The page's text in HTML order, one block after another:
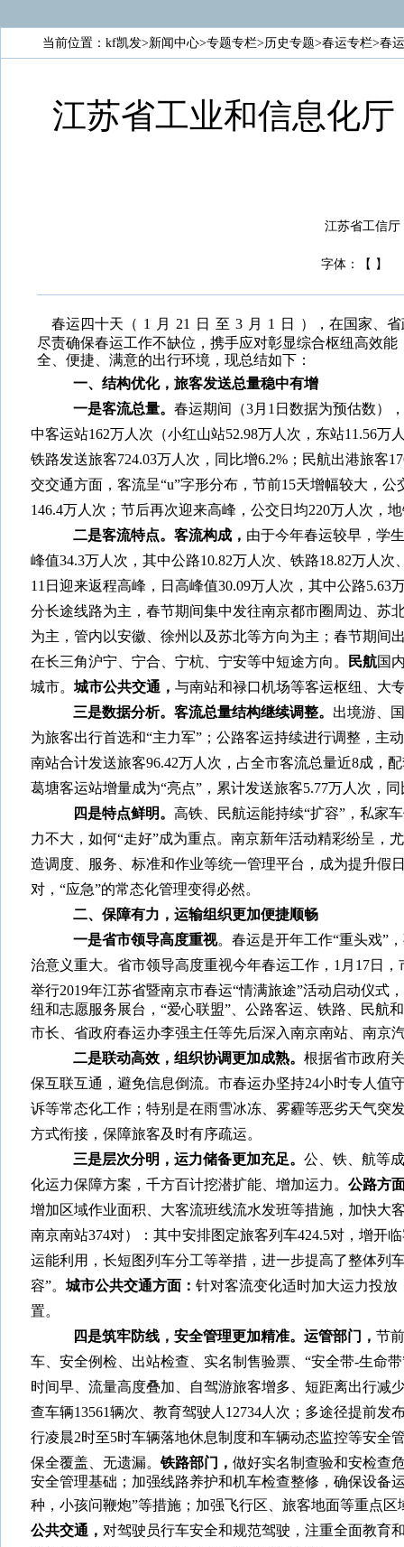
当前位置： kf凯发>新闻中心>专题专栏>历史专题>春运专栏>春
江苏省工业和信息化
江苏省工信
【
字体： 】
春运四十天（ 1 月 21 日 至 3 月 1 日
），在国家、
尽责确保春运工作不缺位，携手应对彰显综合枢纽高效能
全、便捷、满意的出行环境，现总结如下：
一、结构优化，旅客发送总量稳中有增
一是客流总量。春运期间（3月 1 日数据为预估数）
中客运站162万人次（小红山站52.98万人次，东站11.56万
铁路发送旅客724.03万人次，同比增6.2% ；民航出港旅客
交交通方面，客流呈“u”字形分布，节前15天增幅较大，公
146.4万人次；节后再次迎来高峰，公交日均220万人次，
二是客流特点。客流构成， 由于今年春运较早，学
峰值34.3万人次，其中公路10.82万人次、铁路18.82万人次
11 日迎来返程高峰，日高峰值30.09万人次，其中公路5.63
分长途线路为主，春节期间集中发往南京都市圈周边、苏
为主，管内以安徽、徐州以及苏北等方向为主；春节期间
在长三角沪宁、宁合、宁杭、宁安等中短途方向。
民航国
城市。 城市公共交通， 与南站和禄口机场等客运枢纽、大
三是数据分析。客流总量结构继续调整。 出境游、
为旅客出行首选和“主力军”；公路客运持续进行调整，主
南站合计发送旅客96.42万人次，占全市客流总量近8成，
葛塘客运站增量成为“亮点”，累计发送旅客5.77万人次，同
四是特点鲜明。高铁、民航运能持续“扩容”，私家
力不大，如何“走好”成为重点。南京新年活动精彩纷呈，
造调度、服务、标准和作业等统一管理平台，成为提升假
对，“应急”的常态化管理变得必然。
二、保障有力，运输组织更加便捷顺畅
一是省市领导高度重视。春运是开年工作“重头戏”
治意义重大。省市领导高度重视今年春运工作， 1 月 17日
举行2019年江苏省暨南京市春运“情满旅途”活动启动仪式
纽和志愿服务展台，“爱心联盟”、公路客运、铁路、民航
市长、省政府春运办李强主任等先后深入南京南站、南京
二是联动高效，组织协调更加成熟。根据省市政府
保互联互通，避免信息倒流。市春运办坚持24小时专人值
诉等常态化工作；特别是在雨雪冰冻、雾霾等恶劣天气突
方式衔接，保障旅客及时有序疏运。
三是层次分明，运力储备更加充足。公、铁、航等
化运力保障方案，千方百计挖潜扩能、增加运力。 公路方
增加区域作业面积、大客流班线流水发班等措施，加快大
南京南站374对）：其中安排图定旅客列车424.5对，增开
运能利用，长短图列车分工等举措，进一步提高了整体列
容”。 城市公共交通方面： 针对客流变化适时加大运力投
置。
四是筑牢防线，安全管理更加精准。运管部门，节
车、安全例检、出站检查、实名制售验票、“安全带-生命
时间早、流量高度叠加、自驾游旅客增多、短距离出行减
查车辆13561辆次、教育驾驶人 12734人次；多途径提前发
行凌晨2时至5时车辆落地休息制度和车辆动态监控等安全
保全覆盖、无遗漏。 铁路部门， 做好实名制查验和安检查
安全管理基础；加强线路养护和机车检查整修，确保设备
种，小孩问鞭炮”等措施；加强飞行区、旅客地面等重点区
公共交通， 对驾驶员行车安全和规范驾驶，注重全面教育